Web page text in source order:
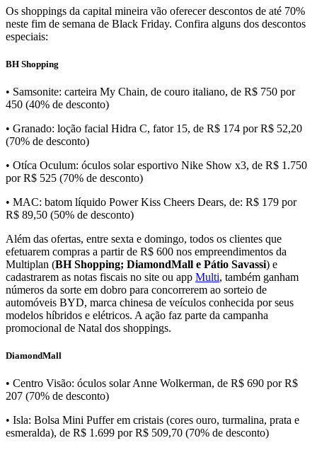
Os shoppings da capital mineira vão oferecer descontos de até 70%
neste fim de semana de Black Friday. Confira alguns dos descontos
especiais:
BH Shopping
• Samsonite: carteira My Chain, de couro italiano, de R$ 750 por
450 (40% de desconto)
• Granado: loção facial Hidra C, fator 15, de R$ 174 por R$ 52,20
(70% de desconto)
• Otíca Oculum: óculos solar esportivo Nike Show x3, de R$ 1.750
por R$ 525 (70% de desconto)
• MAC: batom líquido Power Kiss Cheers Dears, de: R$ 179 por
R$ 89,50 (50% de desconto)
Além das ofertas, entre sexta e domingo, todos os clientes que
efetuarem compras a partir de R$ 600 nos empreendimentos da
Multiplan (BH Shopping; DiamondMall e Pátio Savassi) e
cadastrarem as notas fiscais no site ou app Multi, também ganham
números da sorte em dobro para concorrerem ao sorteio de
automóveis BYD, marca chinesa de veículos conhecida por seus
modelos híbridos e elétricos. A ação faz parte da campanha
promocional de Natal dos shoppings.
DiamondMall
• Centro Visão: óculos solar Anne Wolkerman, de R$ 690 por R$
207 (70% de desconto)
• Isla: Bolsa Mini Puffer em cristais (cores ouro, turmalina, prata e
esmeralda), de R$ 1.699 por R$ 509,70 (70% de desconto)